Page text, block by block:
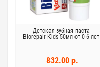
Детская зубная паста
Biorepair Kids 50мл от 0-6 лет
832.00 р.